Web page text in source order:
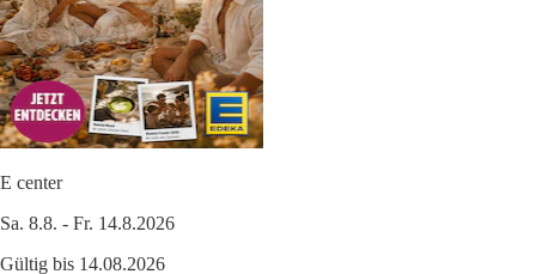
E center
Sa. 8.8. - Fr. 14.8.2026
Gültig bis 14.08.2026